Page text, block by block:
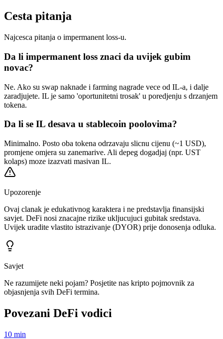
Cesta pitanja
Najcesca pitanja o impermanent loss-u.
Da li impermanent loss znaci da uvijek gubim
novac?
Ne. Ako su swap naknade i farming nagrade vece od IL-a, i dalje
zaradjujete. IL je samo 'oportunitetni trosak' u poredjenju s drzanjem
tokena.
Da li se IL desava u stablecoin poolovima?
Minimalno. Posto oba tokena odrzavaju slicnu cijenu (~1 USD),
promjene omjera su zanemarive. Ali depeg dogadjaj (npr. UST
kolaps) moze izazvati masivan IL.
Upozorenje
Ovaj clanak je edukativnog karaktera i ne predstavlja finansijski
savjet. DeFi nosi znacajne rizike ukljucujuci gubitak sredstava.
Uvijek uradite vlastito istrazivanje (DYOR) prije donosenja odluka.
Savjet
Ne razumijete neki pojam? Posjetite nas kripto pojmovnik za
objasnjenja svih DeFi termina.
Povezani DeFi vodici
10 min